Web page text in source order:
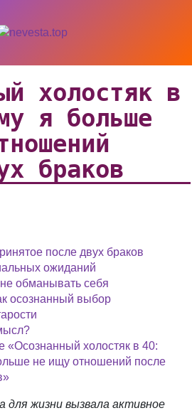
холостяк в
я больше
браков
после двух браков
ожиданий
обманывать себя
осознанный выбор
«Осознанный холостяк в 40:
не ищу отношений после
для жизни вызвала активное